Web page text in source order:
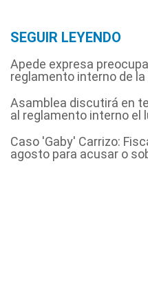
SEGUIR LEYENDO
Apede expresa
reglamento interno de
Asamblea discutirá en
al reglamento interno el
Caso 'Gaby' Carrizo:
agosto para acusar o